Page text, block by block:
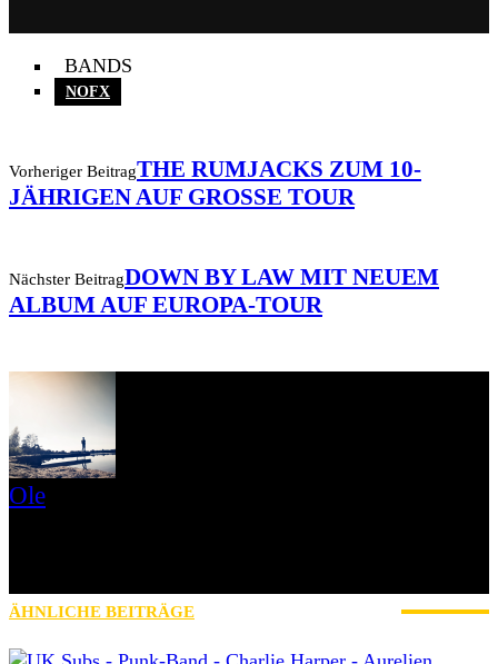
BANDS
NOFX
Vorheriger BeitragTHE RUMJACKS ZUM 10-
JÄHRIGEN AUF GROSSE TOUR
Nächster BeitragDOWN BY LAW MIT NEUEM
ALBUM AUF EUROPA-TOUR
Ole
ÄHNLICHE BEITRÄGE